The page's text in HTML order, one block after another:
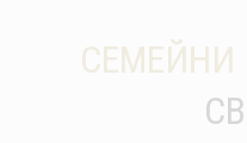
СЕМЕЙНИ